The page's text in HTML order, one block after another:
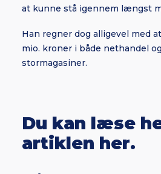
at kunne stå igennem længst
Han regner dog alligevel med
mio. kroner i både nethandel
stormagasiner.
Du kan læse
artiklen her.